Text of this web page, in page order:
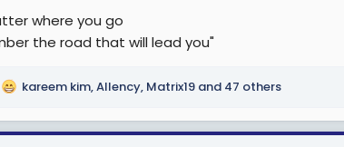
where you go
the road that will lead you"
kareem kim,Allency, Matrix19 and 47 others